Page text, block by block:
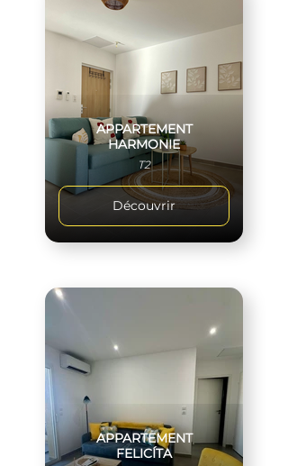
APPARTEMENT
HARMONIE
T2
Découvrir
APPARTEMENT
FELICÍTA